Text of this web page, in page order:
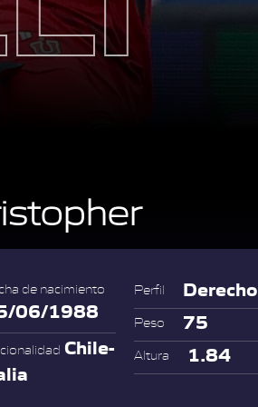
de nacimiento
06/1988
Chile-
Perfil Derecho
Peso 75
Altura 1.84